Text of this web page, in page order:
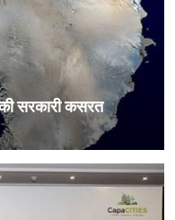
सरकारी कसरत